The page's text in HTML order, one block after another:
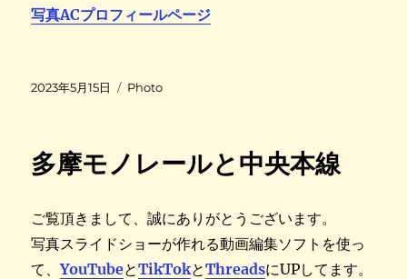
写真ACプロフィールページ
投
2023年5月15日
カ
ー
Photo
多摩モノレールと中央本線
ご覧頂きまして、誠にありがとうございます。
写真スライドショーが作れる動画編集ソフトを使っ
て、YouTubeとTikTokとThreadsにUPしてます。